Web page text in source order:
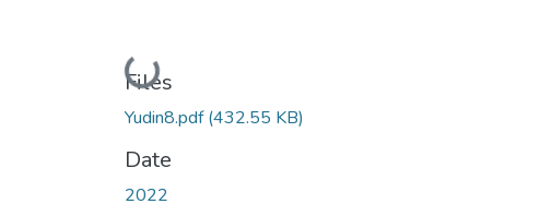
Loading...
Files
Yudin8.pdf(432.55 KB)
Date
2022